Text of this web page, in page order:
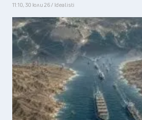
11:10, 30 юли 26 / Idealisti